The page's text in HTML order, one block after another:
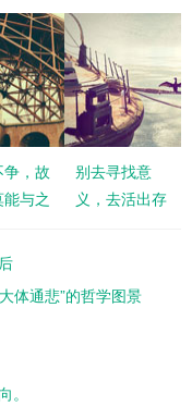
，故
与之
别去寻找意
义，去活出存
体通悲”的哲学图景
。